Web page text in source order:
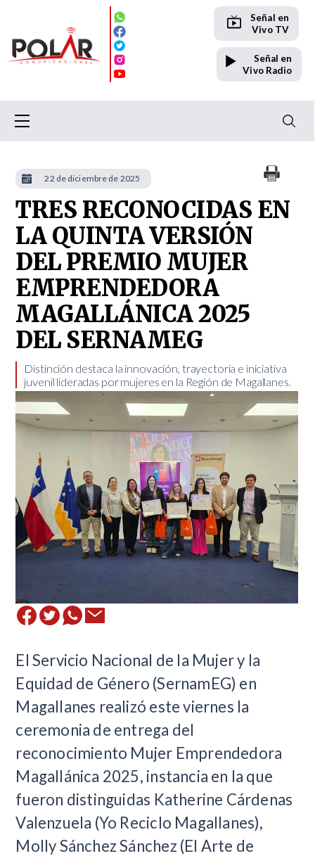
Señal en
Vivo TV
Señal en
Vivo Radio
TRES RECONOCIDAS EN
LA QUINTA VERSIÓN
DEL PREMIO MUJER
EMPRENDEDORA
MAGALLÁNICA 2025
DEL SERNAMEG
​Distinción destaca la innovación, trayectoria e iniciativa
juvenil lideradas por mujeres en la Región de Magallanes.
​El Servicio Nacional de la Mujer y la
Equidad de Género (SernamEG) en
Magallanes realizó este viernes la
ceremonia de entrega del
reconocimiento Mujer Emprendedora
Magallánica 2025, instancia en la que
fueron distinguidas Katherine Cárdenas
Valenzuela (Yo Reciclo Magallanes),
Molly Sánchez Sánchez (El Arte de
22 de diciembre de 2025